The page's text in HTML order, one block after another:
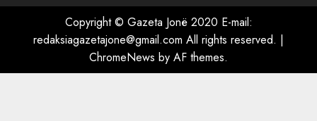
AUGUST 8, 2026
Copyright © Gazeta Jonë 2020 E-mail:
redaksiagazetajone@gmail.com All rights reserved. |
ChromeNews by AF themes.